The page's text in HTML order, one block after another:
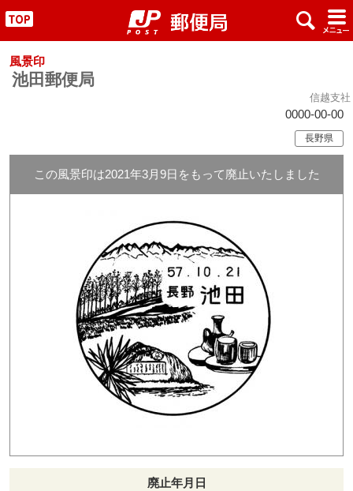
" x #
風景印
池田郵便局
信越支社
0000-00-00
長野県
この風景印は2021年3月9日をもって廃止いたしました
廃止年月日